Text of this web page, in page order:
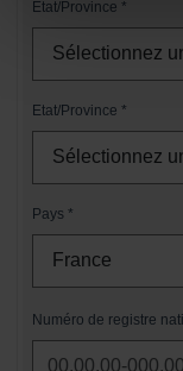
Etat/Province
Etat/Province
Pays
Numéro de registre